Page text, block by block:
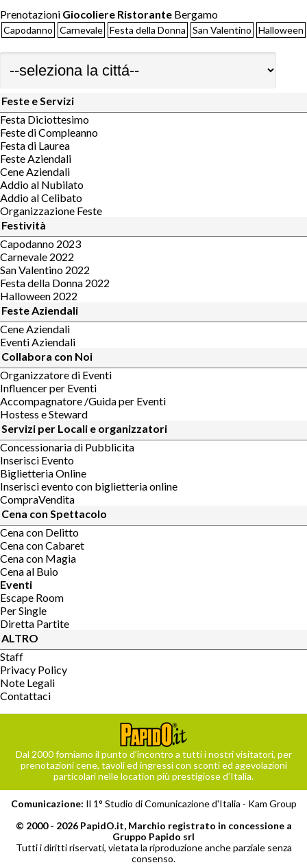
Prenotazioni Giocoliere Ristorante Bergamo
Capodanno Carnevale Festa della Donna San Valentino Halloween
Feste e Servizi
Festa Diciottesimo
Feste di Compleanno
Festa di Laurea
Feste Aziendali
Cene Aziendali
Addio al Nubilato
Addio al Celibato
Organizzazione Feste
Festività
Capodanno 2023
Carnevale 2022
San Valentino 2022
Festa della Donna 2022
Halloween 2022
Feste Aziendali
Cene Aziendali
Eventi Aziendali
Collabora con Noi
Organizzatore di Eventi
Influencer per Eventi
Accompagnatore /Guida per Eventi
Hostess e Steward
Servizi per Locali e organizzatori
Concessionaria di Pubblicita
Inserisci Evento
Biglietteria Online
Inserisci evento con biglietteria online
CompraVendita
Cena con Spettacolo
Cena con Delitto
Cena con Cabaret
Cena con Magia
Cena al Buio
Eventi
Escape Room
Per Single
Diretta Partite
ALTRO
Staff
Privacy Policy
Note Legali
Contattaci
Dal 2000 forniamo il punto d’incontro a tutti i nostri visitatori, per
prenotazioni cene, tavoli ed ingressi con sconti ed agevolazioni
particolari nelle location più prestigiose d’Italia.
Comunicazione: Il 1° Studio di Comunicazione d'Italia - Kam Group
© 2000 - 2026 PapidO.it, Marchio registrato in concessione a
Gruppo Papido srl
Tutti i diritti riservati, vietata la riproduzione anche parziale senza
consenso.